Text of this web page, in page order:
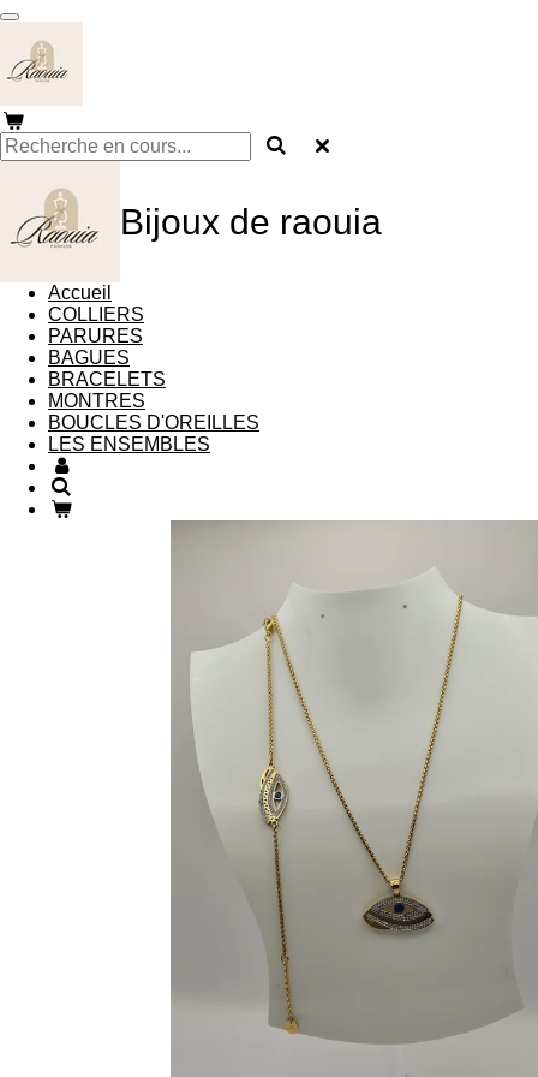
Passer
au
contenu
principal
Bijoux de raouia
Accueil
COLLIERS
PARURES
BAGUES
BRACELETS
MONTRES
BOUCLES D'OREILLES
LES ENSEMBLES